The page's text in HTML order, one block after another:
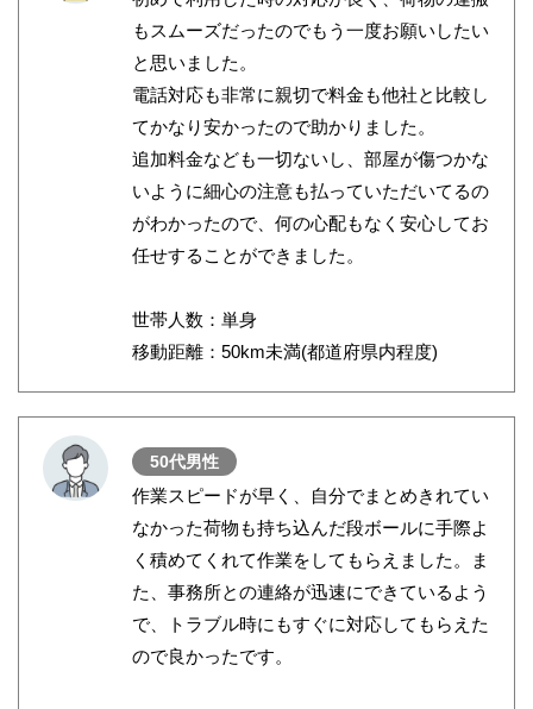
もスムーズだったのでもう一度お願いしたい
と思いました。
電話対応も非常に親切で料金も他社と比較し
てかなり安かったので助かりました。
追加料金なども一切ないし、部屋が傷つかな
いように細心の注意も払っていただいてるの
がわかったので、何の心配もなく安心してお
任せすることができました。
世帯人数：単身
移動距離：50km未満(都道府県内程度)
50代男性
作業スピードが早く、自分でまとめきれてい
なかった荷物も持ち込んだ段ボールに手際よ
く積めてくれて作業をしてもらえました。ま
た、事務所との連絡が迅速にできているよう
で、トラブル時にもすぐに対応してもらえた
ので良かったです。